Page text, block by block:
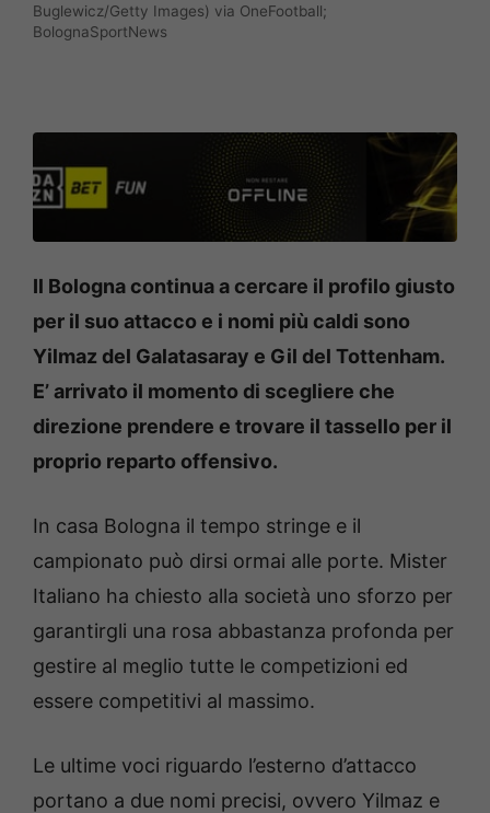
Buglewicz/Getty Images) via OneFootball;
BolognaSportNews
Il Bologna continua a cercare il profilo giusto
per il suo attacco e i nomi più caldi sono
Yilmaz del Galatasaray e Gil del Tottenham.
E’ arrivato il momento di scegliere che
direzione prendere e trovare il tassello per il
proprio reparto offensivo.
In casa Bologna il tempo stringe e il
campionato può dirsi ormai alle porte. Mister
Italiano ha chiesto alla società uno sforzo per
garantirgli una rosa abbastanza profonda per
gestire al meglio tutte le competizioni ed
essere competitivi al massimo.
Le ultime voci riguardo l’esterno d’attacco
portano a due nomi precisi, ovvero Yilmaz e